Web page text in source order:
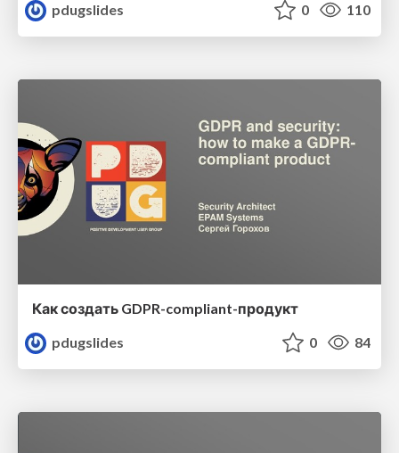
pdugslides
0 110
Как создать GDPR-compliant-продукт
pdugslides
0 84